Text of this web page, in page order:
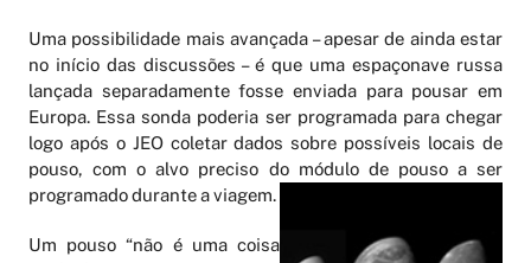
Uma possibilidade mais avançada – apesar de ainda estar
no início das discussões – é que uma espaçonave russa
lançada separadamente fosse enviada para pousar em
Europa. Essa sonda poderia ser programada para chegar
logo após o JEO coletar dados sobre possíveis locais de
pouso, com o alvo preciso do módulo de pouso a ser
programado durante a viagem.
Um pouso “não é uma coisa